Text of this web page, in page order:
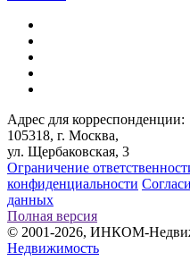
Адрес для корреспонденции:
105318, г. Москва,
ул. Щербаковская, 3
Ограничение
конфиденциальности
данных
Полная версия
© 2001-2026, ИНКОМ-
Недвижимость